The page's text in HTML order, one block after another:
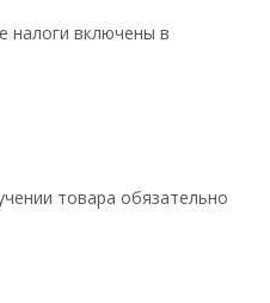
налоги включены в
товара обязательно